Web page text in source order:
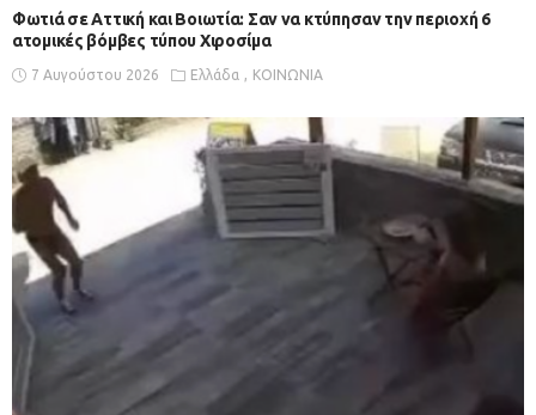
Φωτιά σε Αττική και Βοιωτία: Σαν να κτύπησαν την περιοχή 6
ατομικές βόμβες τύπου Χιροσίμα
7 Αυγούστου 2026 Ελλάδα ΚΟΙΝΩΝΙΑ